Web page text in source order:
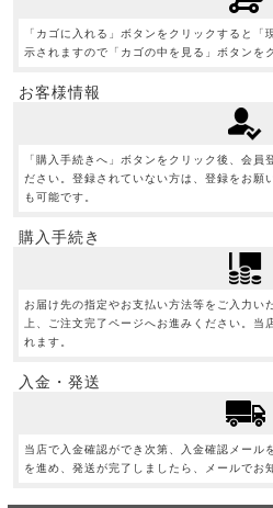
「カゴに入れる」ボタンをクリックすると
示されますので「カゴの中を見る」ボタンを
お客様情報
「購入手続きへ」ボタンをクリック後、会員
ださい。登録されていない方は、登録をお願
も可能です。
購入手続き
お届け先の指定やお支払い方法等をご入力い
上、ご注文完了ページへお進みください。当
れます。
入金・発送
当店で入金確認ができ次第、入金確認メール
を進め、発送が完了しましたら、メールでお